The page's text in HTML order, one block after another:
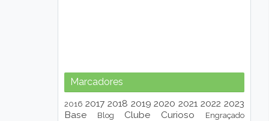
Marcadores
2016 2017 2018 2019 2020 2021 2022 2023
Base
Blog Clube Curioso
Engraçado